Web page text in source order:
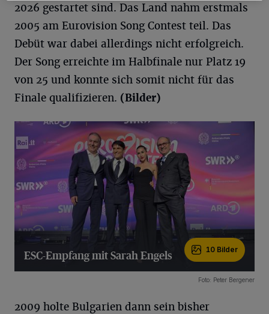
2026 gestartet sind. Das Land nahm erstmals
2005 am Eurovision Song Contest teil. Das
Debüt war dabei allerdings nicht erfolgreich.
Der Song erreichte im Halbfinale nur Platz 19
von 25 und konnte sich somit nicht für das
Finale qualifizieren. (Bilder)
ESC-Empfang mit Sarah Engels 10 Bilder
Foto: Peter Bergener
2009 holte Bulgarien dann sein bisher